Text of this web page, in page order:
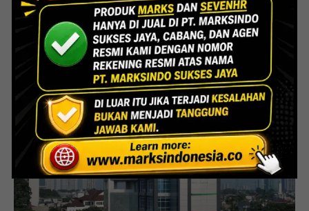
Lihat Detail Proyek
Interior Bank BTN Jatimurni, Bekasi
Lihat Detail Proyek